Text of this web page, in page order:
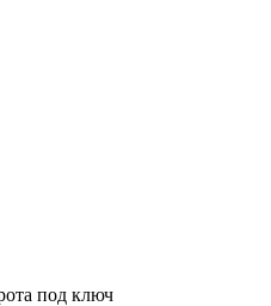
под ключ